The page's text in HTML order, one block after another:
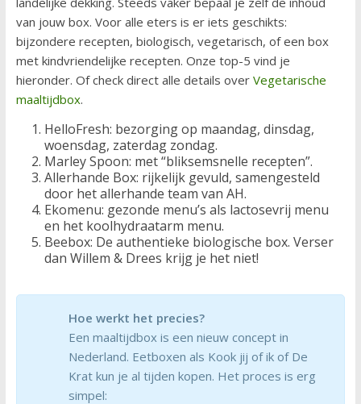
van jouw box. Voor alle eters is er iets geschikts:
bijzondere recepten, biologisch, vegetarisch, of een box
met kindvriendelijke recepten. Onze top-5 vind je
hieronder. Of check direct alle details over Vegetarische
maaltijdbox.
HelloFresh: bezorging op maandag, dinsdag,
woensdag, zaterdag zondag.
Marley Spoon: met “bliksemsnelle recepten”.
Allerhande Box: rijkelijk gevuld, samengesteld
door het allerhande team van AH.
Ekomenu: gezonde menu’s als lactosevrij menu
en het koolhydraatarm menu.
Beebox: De authentieke biologische box. Verser
dan Willem & Drees krijg je het niet!
Hoe werkt het precies?
Een maaltijdbox is een nieuw concept in
Nederland. Eetboxen als Kook jij of ik of De
Krat kun je al tijden kopen. Het proces is erg
simpel: